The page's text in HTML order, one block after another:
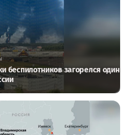
беспилотников загорелся один